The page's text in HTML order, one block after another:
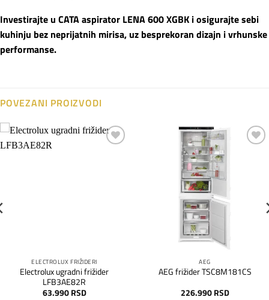
Investirajte u CATA aspirator LENA 600 XGBK i osigurajte sebi
kuhinju bez neprijatnih mirisa, uz besprekoran dizajn i vrhunske
performanse.
POVEZANI PROIZVODI
ELECTROLUX FRIŽIDERI
Electrolux ugradni frižider
LFB3AE82R
63.990 RSD
AEG
AEG frižider TSC8M181CS
226.990 RSD